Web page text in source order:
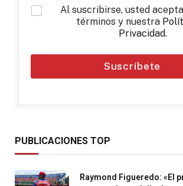
*
Al suscribirse, usted
términos y nuestra
Privacidad.
Suscríbete
PUBLICACIONES TOP
Raymond Figueredo: «El